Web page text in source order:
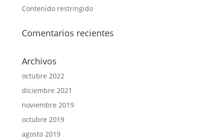
Contenido restringido
Comentarios recientes
Archivos
octubre 2022
diciembre 2021
noviembre 2019
octubre 2019
agosto 2019